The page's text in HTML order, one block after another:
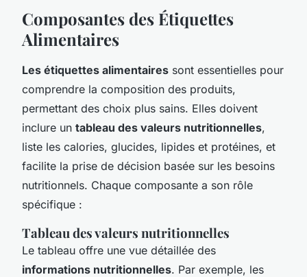
Composantes des Étiquettes
Alimentaires
Les étiquettes alimentaires sont essentielles pour
comprendre la composition des produits,
permettant des choix plus sains. Elles doivent
inclure un tableau des valeurs nutritionnelles,
liste les calories, glucides, lipides et protéines, et
facilite la prise de décision basée sur les besoins
nutritionnels. Chaque composante a son rôle
spécifique :
Tableau des valeurs nutritionnelles
Le tableau offre une vue détaillée des
informations nutritionnelles. Par exemple, les